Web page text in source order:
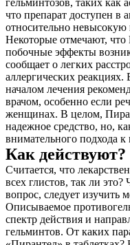
гельминтозов, таких как
что препарат доступен в
относительно невысокую
Некоторые отмечают,
побочные эффекты
сообщает о легких
аллергических
началом лечения
врачом, особенно если
женщинах. В целом,
надежное средство, но,
внимательного подхода
Как действуют?
Считается, что
всех глистов, так ли
вопрос, следует изучить
Описываемое
спектр действия и
гельминтов. От каких